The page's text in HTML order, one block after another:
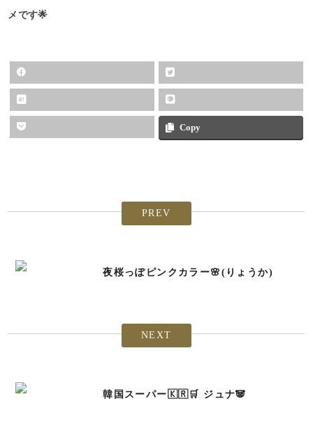
メです🌟
Copy
PREV
夜桜っぽピンクカラー🌸(りょうか)
NEXT
韓国スーパー🇰🇷🛒 ジュナ🐼